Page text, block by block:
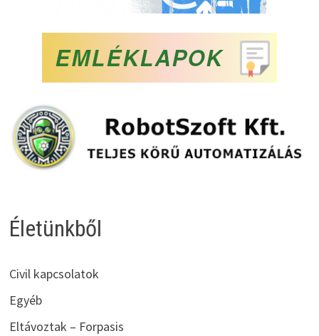
Életünkből
Civil kapcsolatok
Egyéb
Eltávoztak – Forpasis